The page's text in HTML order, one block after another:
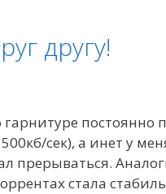
другу!
постоянно
сек), а инет у
прерываться.
стала